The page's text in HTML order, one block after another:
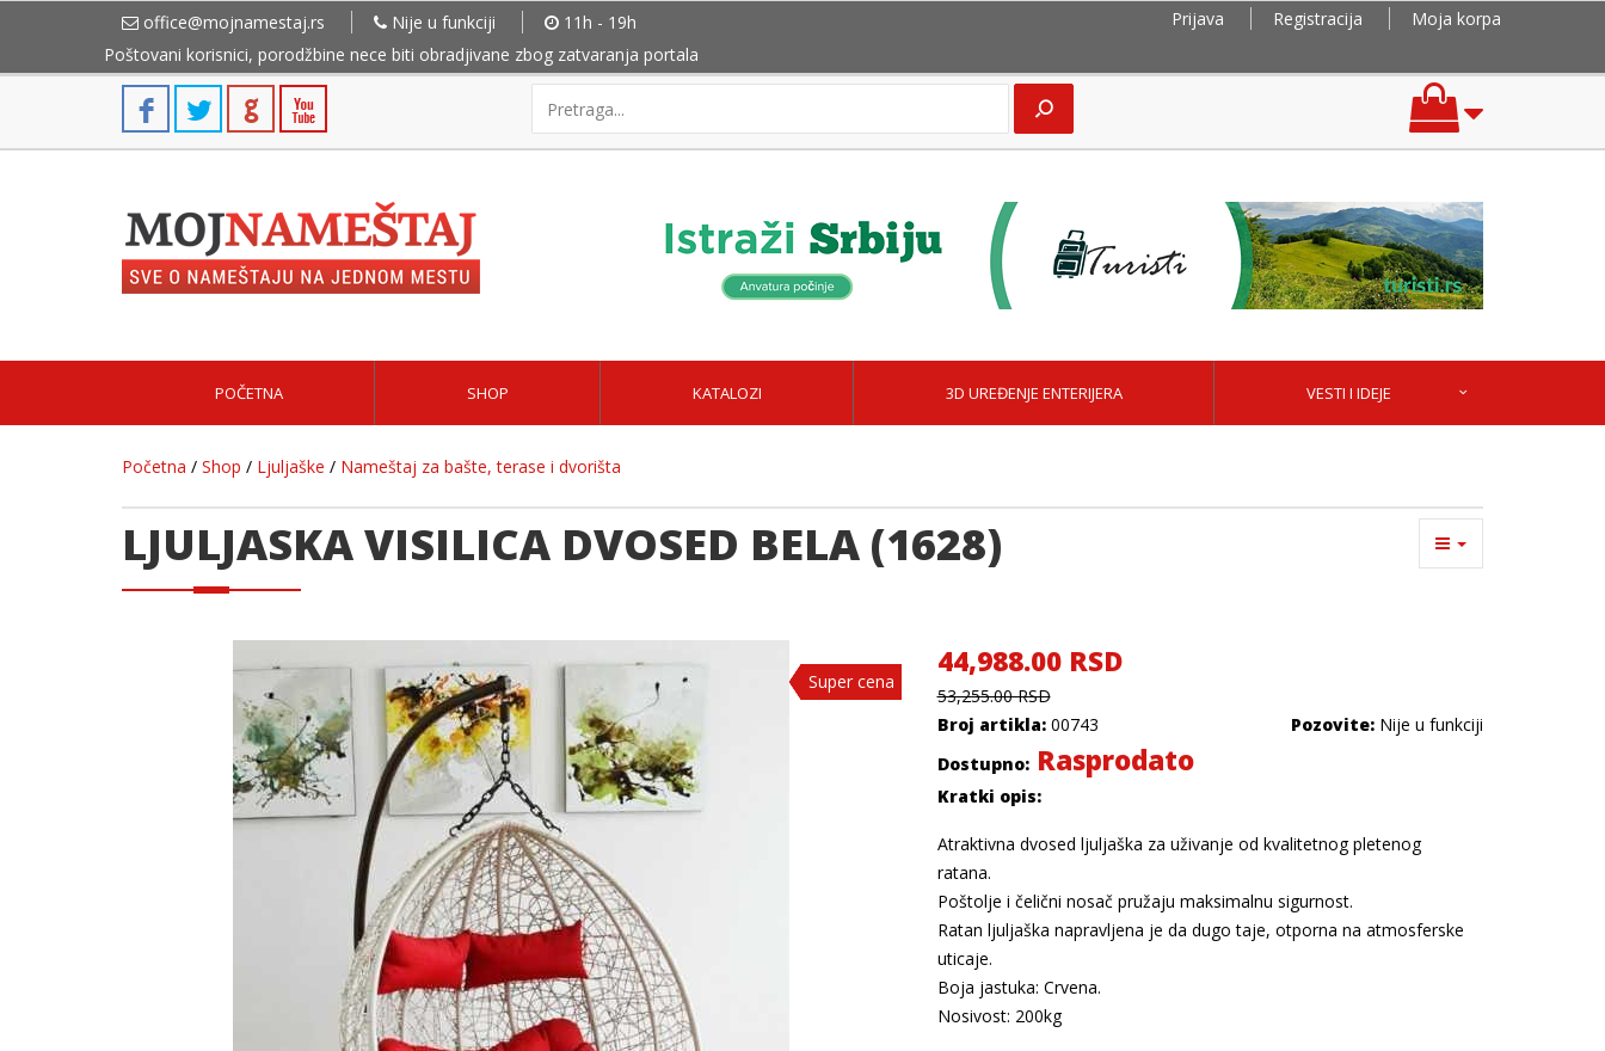
office@mojnamestaj.rs Nije u funkciji 11h - 19h Prijava Registracija
Moja korpa
Poštovani korisnici, porodžbine nece biti obradjivane zbog zatvaranja portala
POČETNA SHOP KATALOZI 3D UREĐENJE ENTERIJERA VESTI I IDEJE
Početna / Shop / Ljuljaške / Nameštaj za bašte, terase i dvorišta
LJULJASKA VISILICA DVOSED BELA (1628)
Super cena
Super cena
Super cena
Super cena
Super cena
44,988.00 RSD
53,255.00 RSD
Broj artikla:00743 Pozovite: Nije u funkciji
Dostupno:Rasprodato
Kratki opis:
Atraktivna dvosed ljuljaška za uživanje od kvalitetnog pletenog
ratana.
Poštolje i čelični nosač pružaju maksimalnu sigurnost.
Ratan ljuljaška napravljena je da dugo taje, otporna na atmosferske
uticaje.
Boja jastuka: Crvena.
Nosivost: 200kg